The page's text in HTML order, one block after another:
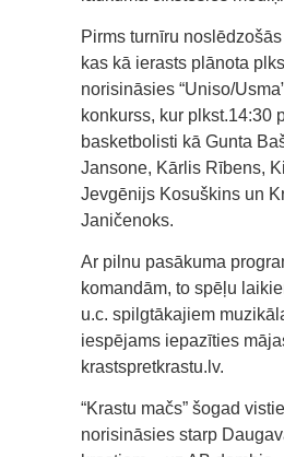
Pirms turnīru
kas kā ierasts plānota
norisināsies “Uniso/
konkurss, kur plkst.14:30
basketbolisti kā Gunta
Jansone, Kārlis Rībens,
Jevgēnijs Kosuškins un
Janičenoks.
Ar pilnu pasākuma
komandām, to spēļu
u.c. spilgtākajiem
iespējams iepazīties
krastspretkrastu.lv.
“Krastu mačs” šogad
norisināsies starp